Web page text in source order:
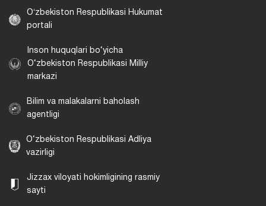
Oʻzbekiston Respublikasi Hukumat
portali
Inson huquqlari bo‘yicha
O‘zbekiston Respublikasi Milliy
markazi
Bilim va malakalarni baholash
agentligi
O‘zbekiston Respublikasi Adliya
vazirligi
Jizzax viloyati hokimligining rasmiy
sayti